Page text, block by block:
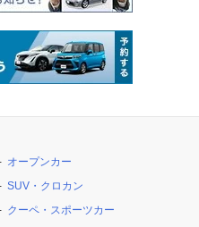
オープンカー
SUV・クロカン
クーペ・スポーツカー